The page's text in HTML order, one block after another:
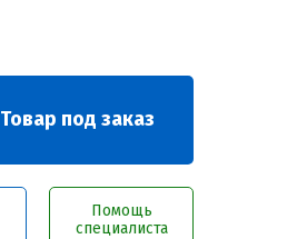
Товар под заказ
Помощь
специалиста